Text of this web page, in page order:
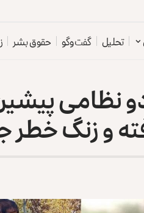
تحلیل گفت‌وگو حقوق بشر
نظامی
و زنگ